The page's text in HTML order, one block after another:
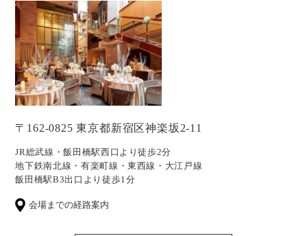
〒162-0825 東京都新宿区神楽坂2-11
JR総武線・飯田橋駅西口より徒歩2分
地下鉄南北線・有楽町線・東西線・大江戸線
飯田橋駅B3出口より徒歩1分
会場までの経路案内